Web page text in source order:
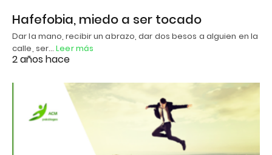
Hafefobia, miedo a ser tocado
Dar la mano, recibir un abrazo, dar dos besos a alguien en la
calle, ser…Leer más
2 años hace